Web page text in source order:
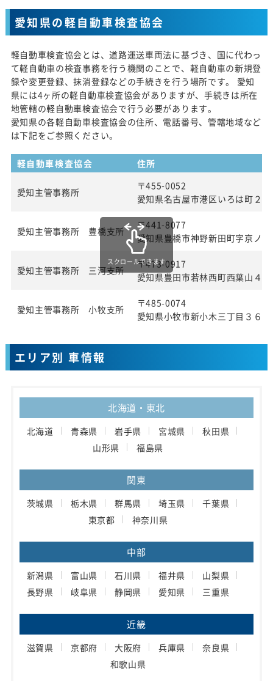
愛知県の軽自動車検査協会
軽自動車検査協会とは、道路運送車両法に基づき、国に代わっ
て軽自動車の検査事務を行う機関のことで、軽自動車の新規登
録や変更登録、抹消登録などの手続きを行う場所です。 愛知
県には4ヶ所の軽自動車検査協会がありますが、手続きは所在
地管轄の軽自動車検査協会で行う必要があります。
愛知県の各軽自動車検査協会の住所、電話番号、管轄地域など
は下記をご参照ください。
軽自動車検査協会 住所
愛知主管事務所
〒455-0052
愛知県名古屋市港区いろは町２
愛知主管事務所 豊橋支所
〒441-8077
愛知県豊橋市神野新田町字京ノ
愛知主管事務所 三河支所
〒473-0917
愛知県豊田市若林西町西葉山４
愛知主管事務所 小牧支所
〒485-0074
愛知県小牧市新小木三丁目３６
スクロールできます
エリア別 車情報
北海道・東北
北海道 青森県 岩手県 宮城県
秋田県
山形県
福島県
関東
茨城県 栃木県 群馬県 埼玉県
千葉県
東京都
神奈川県
中部
新潟県 富山県 石川県 福井県
山梨県
長野県
岐阜県 静岡県 愛知県 三重県
近畿
滋賀県 京都府 大阪府 兵庫県
奈良県
和歌山県